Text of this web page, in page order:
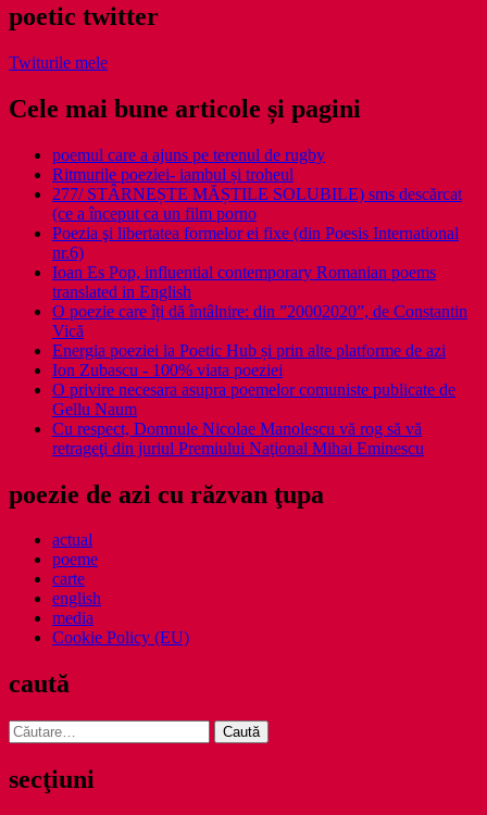
poetic twitter
Twiturile mele
Cele mai bune articole și pagini
poemul care a ajuns pe terenul de rugby
Ritmurile poeziei- iambul și troheul
277/ STÂRNEȘTE MĂȘTILE SOLUBILE) sms descărcat
(ce a început ca un film porno
Poezia şi libertatea formelor ei fixe (din Poesis International
nr.6)
Ioan Es Pop, influential contemporary Romanian poems
translated in English
O poezie care îți dă întâlnire: din ”20002020”, de Constantin
Vică
Energia poeziei la Poetic Hub și prin alte platforme de azi
Ion Zubascu - 100% viata poeziei
O privire necesara asupra poemelor comuniste publicate de
Gellu Naum
Cu respect, Domnule Nicolae Manolescu vă rog să vă
retrageţi din juriul Premiului Naţional Mihai Eminescu
poezie de azi cu răzvan ţupa
actual
poeme
carte
english
media
Cookie Policy (EU)
caută
Caută
după:
secţiuni